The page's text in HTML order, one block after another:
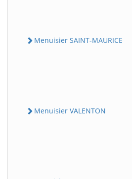
Menuisier SAINT-MAURICE
Menuisier VALENTON